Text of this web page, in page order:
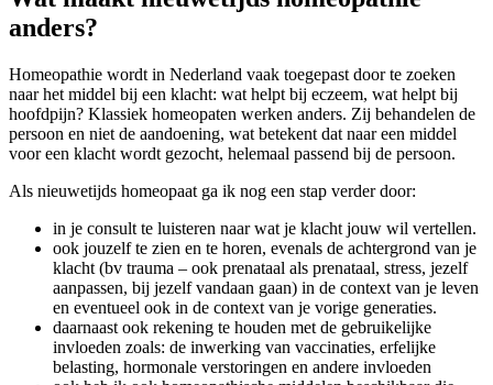
anders?
Homeopathie wordt in Nederland vaak toegepast door te zoeken
naar het middel bij een klacht: wat helpt bij eczeem, wat helpt bij
hoofdpijn? Klassiek homeopaten werken anders. Zij behandelen de
persoon en niet de aandoening, wat betekent dat naar een middel
voor een klacht wordt gezocht, helemaal passend bij de persoon.
Als nieuwetijds homeopaat ga ik nog een stap verder door:
in je consult te luisteren naar wat je klacht jouw wil vertellen.
ook jouzelf te zien en te horen, evenals de achtergrond van je
klacht (bv trauma – ook prenataal als prenataal, stress, jezelf
aanpassen, bij jezelf vandaan gaan) in de context van je leven
en eventueel ook in de context van je vorige generaties.
daarnaast ook rekening te houden met de gebruikelijke
invloeden zoals: de inwerking van vaccinaties, erfelijke
belasting, hormonale verstoringen en andere invloeden